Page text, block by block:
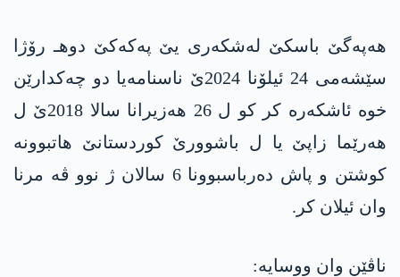
هه‌په‌گێ باسكێ له‌شكه‌ری یێ په‌كه‌كێ دوهـ رۆژا
سێشه‌می 24 ئیلۆنا 2024ێ ناسنامه‌یا دو چه‌كدارێن
خوه‌ ئاشكه‌ره‌ كر كو ل 26 هه‌زیرانا سالا 2018ێ ل
هه‌رێما زاپێ یا ل باشوورێ كوردستانێ هاتبوونه‌
كوشتن و پاش ده‌رباسبوونا 6 سالان ژ نوو ڤه‌ مرنا
وان ئیلان كر.
ناڤێن وان ووسایه‌: